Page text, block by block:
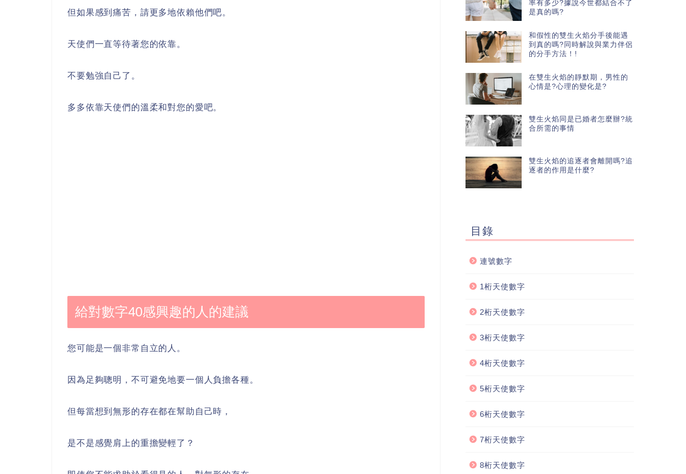
但如果感到痛苦，請更多地依賴他們吧。
天使們一直等待著您的依靠。
不要勉強自己了。
多多依靠天使們的溫柔和對您的愛吧。
給對數字40感興趣的人的建議
您可能是一個非常自立的人。
因為足夠聰明，不可避免地要一個人負擔各種。
但每當想到無形的存在都在幫助自己時，
是不是感覺肩上的重擔變輕了？
率有多少?據說今世都結合不了
是真的嗎?
和假性的雙生火焰分手後能遇
到真的嗎?同時解說與業力伴侶
的分手方法！!
在雙生火焰的靜默期，男性的
心情是?心理的變化是?
雙生火焰同是已婚者怎麼辦?統
合所需的事情
雙生火焰的追逐者會離開嗎?追
逐者的作用是什麼?
目錄
連號數字
1桁天使數字
2桁天使數字
3桁天使數字
4桁天使數字
5桁天使數字
6桁天使數字
7桁天使數字
8桁天使數字